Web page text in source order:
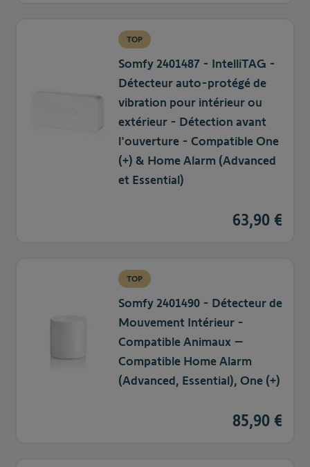
TOP
Somfy 2401487 - IntelliTAG -
Détecteur auto-protégé de
vibration pour intérieur ou
extérieur - Détection avant
l'ouverture - Compatible One
(+) & Home Alarm (Advanced
et Essential)
63,90 €
TOP
Somfy 2401490 - Détecteur de
Mouvement Intérieur -
Compatible Animaux –
Compatible Home Alarm
(Advanced, Essential), One (+)
85,90 €